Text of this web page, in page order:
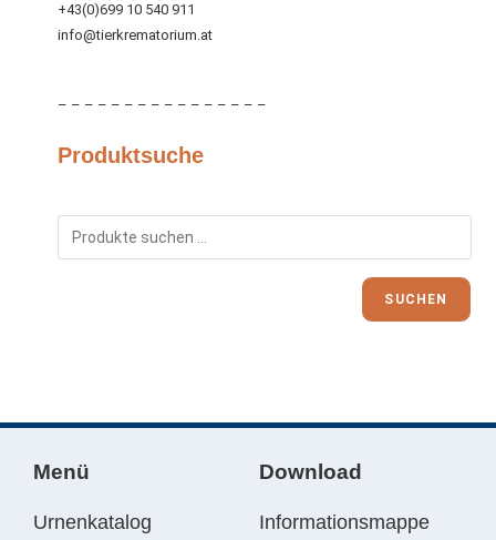
+43(0)699 10 540 911
info@tierkrematorium.at
– – – – – – – – – – – – – – – –
Produktsuche
SUCHEN
Menü
Urnenkatalog
Download
Informationsmappe